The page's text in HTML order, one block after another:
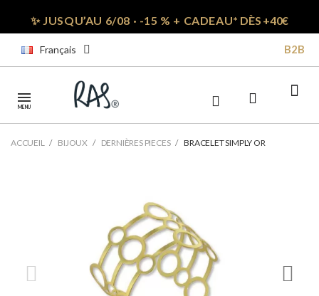
✨ JUSQU’AU 6/08 · -15 % + CADEAU* DÈS +40€
Français B2B
MENU
ACCUEIL BIJOUX DERNIÈRES PIECES BRACELET SIMPLY OR